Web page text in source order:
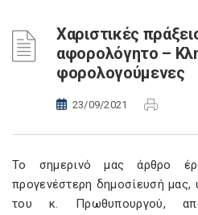
Χαριστικές
αφορολόγητο –
φορολογούμενες
23/09/2021
Το σημερινό μας άρθρο
προγενέστερη δημοσίευσή μας,
του κ. Πρωθυπουργού,